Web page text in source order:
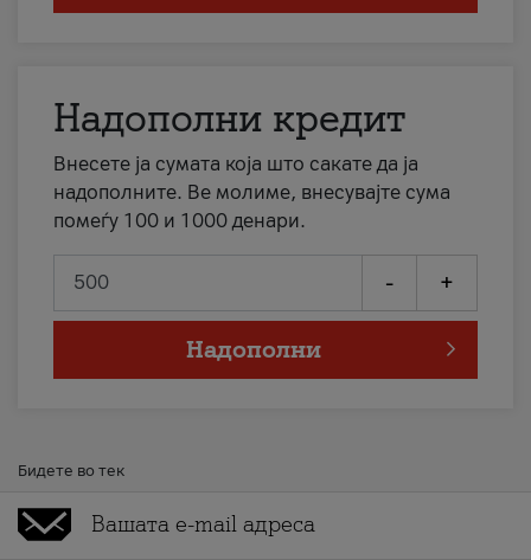
Надополни кредит
Внесете ја сумата која што сакате да ја
надополните. Ве молиме, внесувајте сума
помеѓу 100 и 1000 денари.
- +
Надополни
Бидете во тек